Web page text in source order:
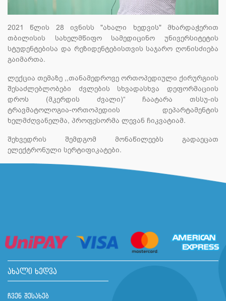
2021 წლის 28 ივნისს "ახალი ხედვის" მხარდაჭერით
თბილისის სახელმწიფო სამედიცინო უნივერსიტეტის
სტუდენტებისა და რეზიდენტებისთვის საჯარო ღონისძიება
გაიმართა.
ლექცია თემაზე ,,თანამედროვე ორთოპედიული ქირურგიის
შესაძლებლობები ძვლების სხვადასხვა დეფორმაციის
დროს (მკერდის ძვალი)“ ჩაატარა თსსუ-ის
ტრავმატოლოგია-ორთოპედიის დეპარტამენტის
ხელმძღვანელმა, პროფესორმა ლევან ჩიკვატიამ.
შეხვედრის შემდგომ მონაწილეებს გადაეცათ
ელექტრონული სერტიფიკატები.
ახალი ხედვა
ჩვენ შესახებ